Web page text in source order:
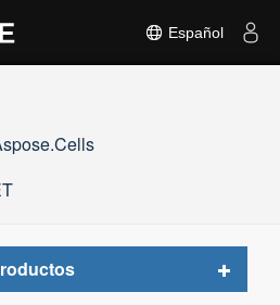
Español
Toggle